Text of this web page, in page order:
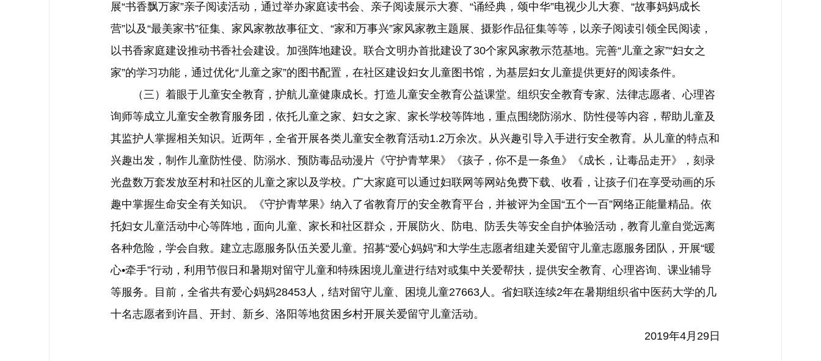
展“书香飘万家”亲子阅读活动，通过举办家庭读书会、亲子阅读展示大赛、“诵经典，颂中华”电视少儿大赛、“故事妈妈成长
营”以及“最美家书”征集、家风家教故事征文、“家和万事兴”家风家教主题展、摄影作品征集等等，以亲子阅读引领全民阅读，
以书香家庭建设推动书香社会建设。加强阵地建设。联合文明办首批建设了30个家风家教示范基地。完善“儿童之家”“妇女之
家”的学习功能，通过优化“儿童之家”的图书配置，在社区建设妇女儿童图书馆，为基层妇女儿童提供更好的阅读条件。
（三）着眼于儿童安全教育，护航儿童健康成长。打造儿童安全教育公益课堂。组织安全教育专家、法律志愿者、心理咨
询师等成立儿童安全教育服务团，依托儿童之家、妇女之家、家长学校等阵地，重点围绕防溺水、防性侵等内容，帮助儿童及
其监护人掌握相关知识。近两年，全省开展各类儿童安全教育活动1.2万余次。从兴趣引导入手进行安全教育。从儿童的特点和
兴趣出发，制作儿童防性侵、防溺水、预防毒品动漫片《守护青苹果》《孩子，你不是一条鱼》《成长，让毒品走开》，刻录
光盘数万套发放至村和社区的儿童之家以及学校。广大家庭可以通过妇联网等网站免费下载、收看，让孩子们在享受动画的乐
趣中掌握生命安全有关知识。《守护青苹果》纳入了省教育厅的安全教育平台，并被评为全国“五个一百”网络正能量精品。依
托妇女儿童活动中心等阵地，面向儿童、家长和社区群众，开展防火、防电、防丢失等安全自护体验活动，教育儿童自觉远离
各种危险，学会自救。建立志愿服务队伍关爱儿童。招募“爱心妈妈”和大学生志愿者组建关爱留守儿童志愿服务团队，开展“暖
心•牵手”行动，利用节假日和暑期对留守儿童和特殊困境儿童进行结对或集中关爱帮扶，提供安全教育、心理咨询、课业辅导
等服务。目前，全省共有爱心妈妈28453人，结对留守儿童、困境儿童27663人。省妇联连续2年在暑期组织省中医药大学的几
十名志愿者到许昌、开封、新乡、洛阳等地贫困乡村开展关爱留守儿童活动。
2019年4月29日